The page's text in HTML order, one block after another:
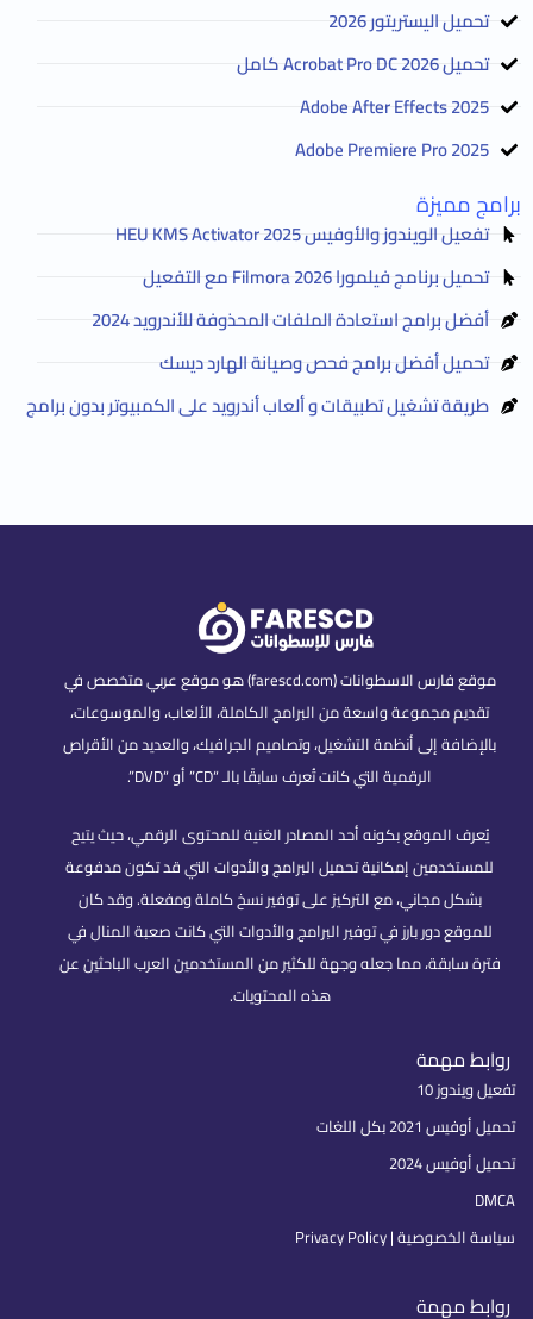
تحميل اليستريتور 2026
تحميل Acrobat Pro DC 2026 كامل
Adobe After Effects 2025
Adobe Premiere Pro 2025
برامج مميزة
تفعيل الويندوز والأوفيس HEU KMS Activator 2025
تحميل برنامج فيلمورا Filmora 2026 مع التفعيل
أفضل برامج استعادة الملفات المحذوفة للأندرويد 2024
تحميل أفضل برامج فحص وصيانة الهارد ديسك
طريقة تشغيل تطبيقات و ألعاب أندرويد على الكمبيوتر بدون برامج
موقع فارس الاسطوانات (farescd.com) هو موقع عربي متخصص في
تقديم مجموعة واسعة من البرامج الكاملة، الألعاب، والموسوعات،
بالإضافة إلى أنظمة التشغيل، وتصاميم الجرافيك، والعديد من الأقراص
الرقمية التي كانت تُعرف سابقًا بالـ “CD” أو “DVD”.
يُعرف الموقع بكونه أحد المصادر الغنية للمحتوى الرقمي، حيث يتيح
للمستخدمين إمكانية تحميل البرامج والأدوات التي قد تكون مدفوعة
بشكل مجاني، مع التركيز على توفير نسخ كاملة ومفعلة. وقد كان
للموقع دور بارز في توفير البرامج والأدوات التي كانت صعبة المنال في
فترة سابقة، مما جعله وجهة للكثير من المستخدمين العرب الباحثين عن
هذه المحتويات.
روابط مهمة
تفعيل ويندوز 10
تحميل أوفيس 2021 بكل اللغات
تحميل أوفيس 2024
DMCA
سياسة الخصوصية | Privacy Policy
روابط مهمة